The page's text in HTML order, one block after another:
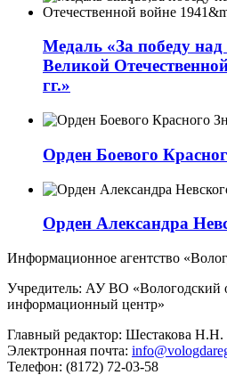
Медаль «За победу
Великой
гг.»
Орден Боевого
Орден Александра
Информационное агентство
Учредитель: АУ ВО «Вологодский
информационный центр»
Главный редактор: Шестакова Н.Н.
Электронная почта:
Телефон: (8172) 72-03-58